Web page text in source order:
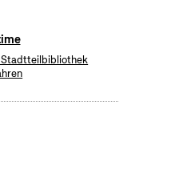
Stadtteilbibliothek